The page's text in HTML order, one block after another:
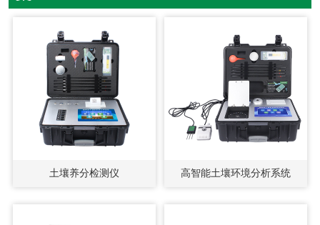
土壤养分检测仪 高智能土壤环境分析系统